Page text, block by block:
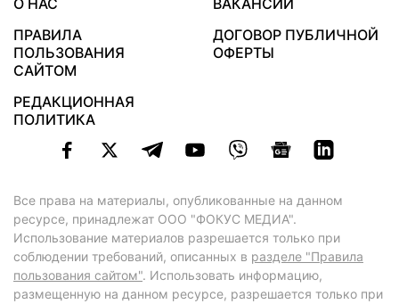
О НАС
ВАКАНСИИ
ПРАВИЛА
ПОЛЬЗОВАНИЯ
САЙТОМ
ДОГОВОР ПУБЛИЧНОЙ
ОФЕРТЫ
РЕДАКЦИОННАЯ
ПОЛИТИКА
Все права на материалы, опубликованные на данном
ресурсе, принадлежат ООО "ФОКУС МЕДИА".
Использование материалов разрешается только при
соблюдении требований, описанных в разделе "Правила
пользования сайтом". Использовать информацию,
размещенную на данном ресурсе, разрешается только при